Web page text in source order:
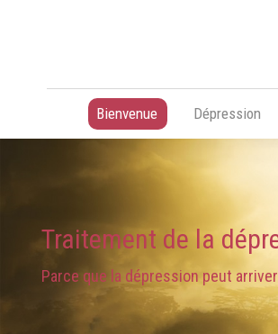
Bienvenue Dépression
Traitement de la
Parce que la dépression peut